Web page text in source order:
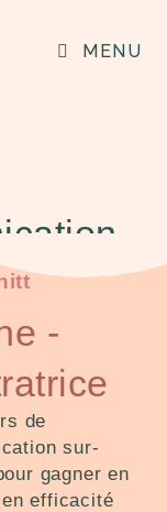
MENU
leur charge
y
-
de
sur-
gagner en
efficacité